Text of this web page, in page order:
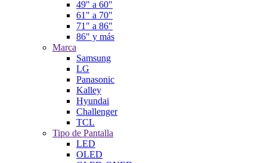
49" a 60"
61" a 70"
71" a 86"
86" y más
Marca
Samsung
LG
Panasonic
Kalley
Hyundai
Challenger
TCL
Tipo de Pantalla
LED
OLED